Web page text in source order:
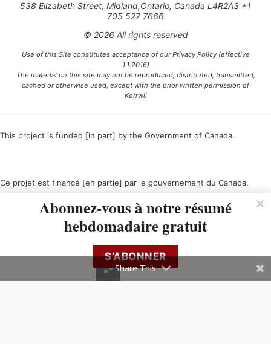
538 Elizabeth Street, Midland,Ontario, Canada L4R2A3 +1
705 527 7666
© 2026 All rights reserved
Use of this Site constitutes acceptance of our Privacy Policy (effective
1.1.2016)
The material on this site may not be reproduced, distributed, transmitted,
cached or otherwise used, except with the prior written permission of
Kerrwil
This project is funded [in part] by the Government of Canada.
Ce projet est financé [en partie] par le gouvernement du Canada.
Abonnez-vous à notre résumé
hebdomadaire gratuit
S’ABONNER
Share This